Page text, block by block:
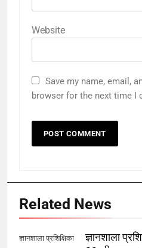
Website
Save my name, email,
browser for the next time I
Related News
ज्ञानशाला प्रशिक्षिका
ज्ञानशाला